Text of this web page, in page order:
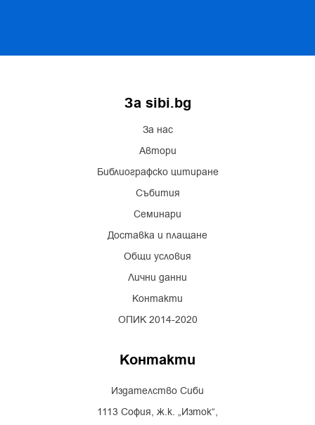
За sibi.bg
За нас
Автори
Библиографско цитиране
Събития
Семинари
Доставка и плащане
Общи условия
Лични данни
Контакти
ОПИК 2014-2020
Контакти
Издателство Сиби
1113 София, ж.к. „Изток“,